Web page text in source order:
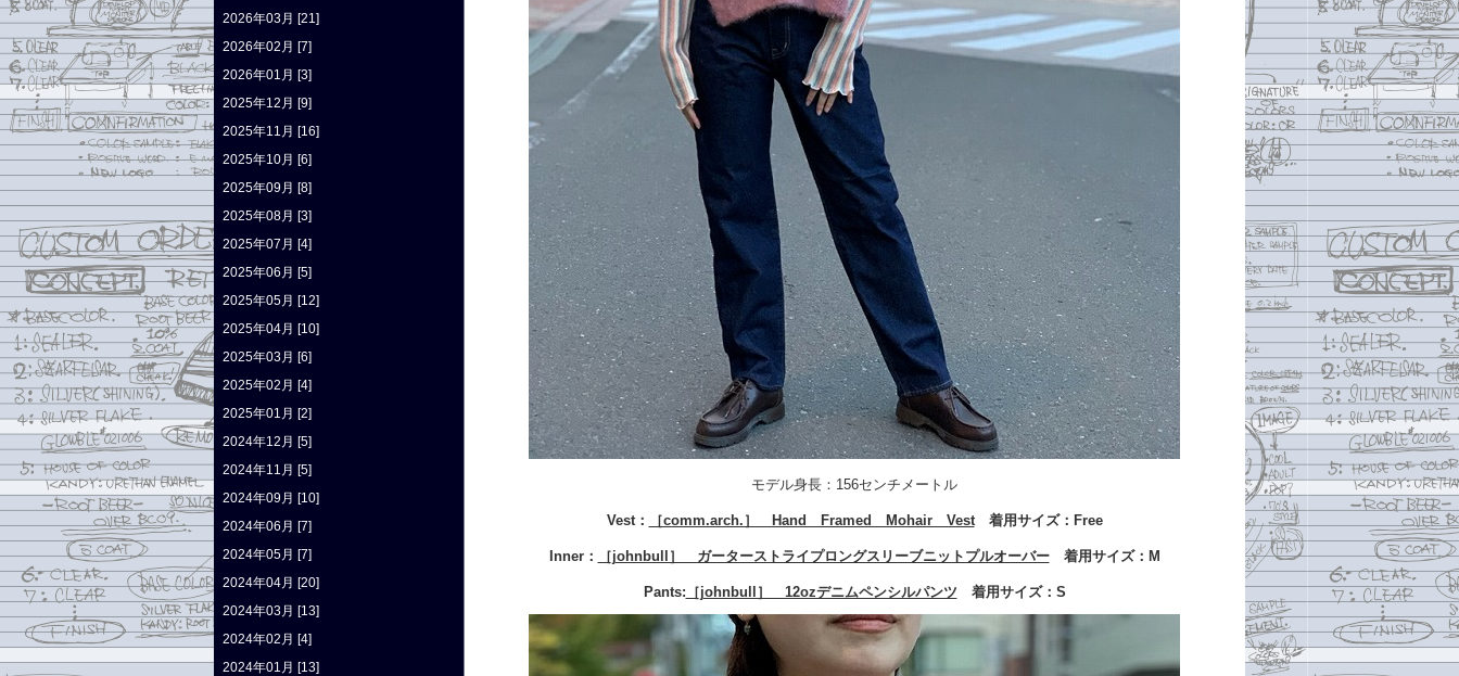
モデル身長：156センチメートル
Vest： ［comm.arch.］ Hand Framed Mohair Vest着用サイズ：Free
Inner： ［johnbull］ ガーターストライプロングスリーブニットプルオーバー着用サイズ：M
Pants: ［johnbull］ 12ozデニムペンシルパンツ 着用サイズ：S
2026年03月 [21]
2026年02月 [7]
2026年01月 [3]
2025年12月 [9]
2025年11月 [16]
2025年10月 [6]
2025年09月 [8]
2025年08月 [3]
2025年07月 [4]
2025年06月 [5]
2025年05月 [12]
2025年04月 [10]
2025年03月 [6]
2025年02月 [4]
2025年01月 [2]
2024年12月 [5]
2024年11月 [5]
2024年09月 [10]
2024年06月 [7]
2024年05月 [7]
2024年04月 [20]
2024年03月 [13]
2024年02月 [4]
2024年01月 [13]